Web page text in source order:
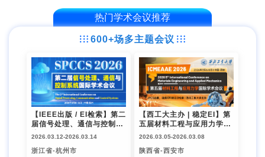
热门学术会议推荐
600+场多主题会议
【IEEE出版 / EI检索】第二
届信号处理、通信与控制系
统国际学术会议（SPCCS
2026.03.12-2026.03.14
浙江省-杭州市
【西工大主办 | 稳定EI】第
五届材料工程与应用力学国
际学术会议（ICMEAAE 2
2026.03.05-2026.03.08
陕西省-西安市